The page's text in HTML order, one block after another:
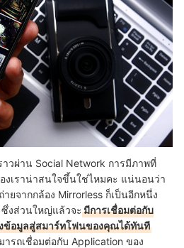
าวผ่าน Social Network การมีภาพที่
งเราน่าสนใจขึ้นใช่ไหมคะ แน่นอนว่า
ยจากกล้อง Mirrorless ก็เป็นอีกหนึ่ง
งส่วนใหญ่แล้วจะมีการเชื่อมต่อกับ
ข้อมูลสู่สมาร์ทโฟนของคุณได้ทันที
รถเชื่อมต่อกับ Application ของ